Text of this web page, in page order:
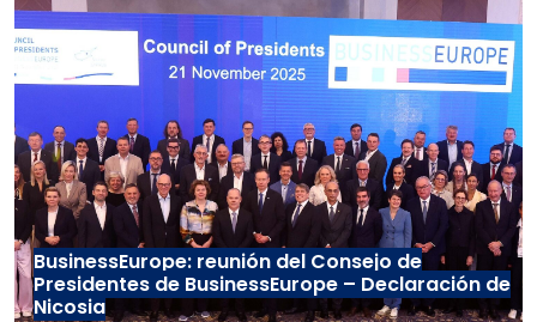
BusinessEurope: reunión del Consejo de
Presidentes de BusinessEurope – Declaración de
Nicosia